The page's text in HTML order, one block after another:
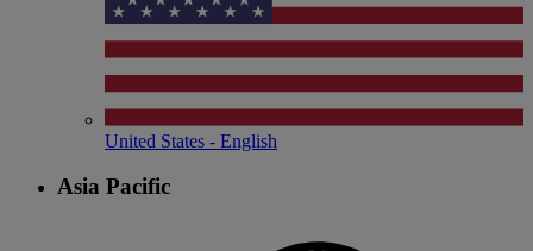
United States - English
Asia Pacific